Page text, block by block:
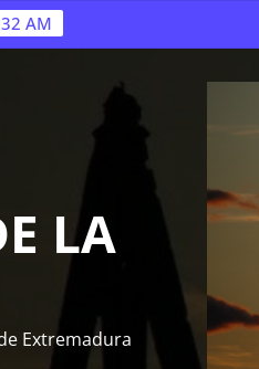
AM
LA
Extremadura